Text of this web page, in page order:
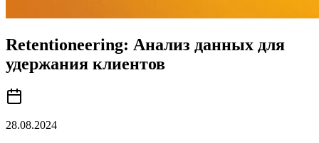
Retentioneering: Анализ данных для
удержания клиентов
28.08.2024